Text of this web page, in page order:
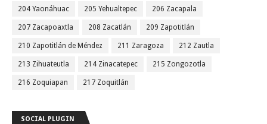
204 Yaonáhuac 205 Yehualtepec 206 Zacapala
207 Zacapoaxtla 208 Zacatlán 209 Zapotitlán
210 Zapotitlán de Méndez 211 Zaragoza 212 Zautla
213 Zihuateutla 214 Zinacatepec 215 Zongozotla
216 Zoquiapan 217 Zoquitlán
SOCIAL PLUGIN